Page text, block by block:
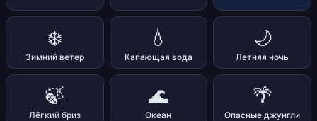
❄️
Зимний ветер
💧
Капающая вода
🌙
Летняя ночь
🍃
Лёгкий бриз
🌊
Океан
🌴
Опасные джунгли